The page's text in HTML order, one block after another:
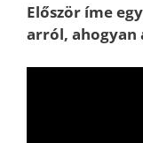
Először íme
arról, ahogyan